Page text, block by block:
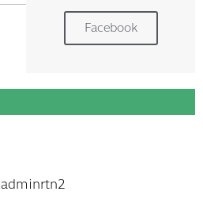
Facebook
adminrtn2